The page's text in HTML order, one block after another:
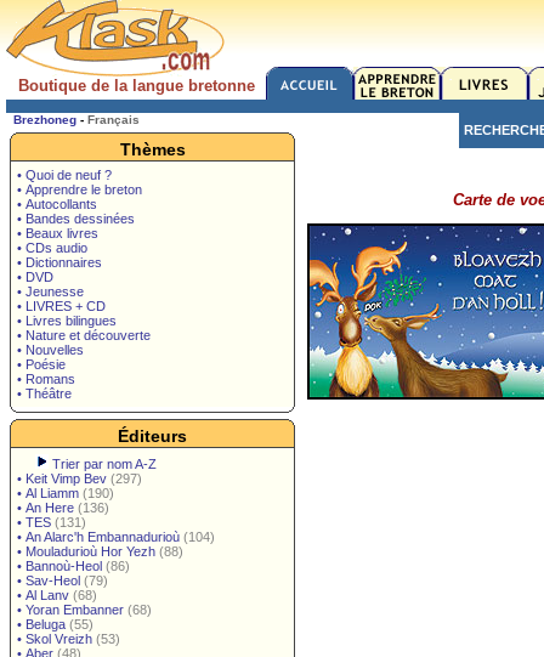
Boutique de la langue bretonne
Brezhoneg - Français
Thèmes
• Quoi de neuf ?
• Apprendre le breton
• Autocollants
• Bandes dessinées
• Beaux livres
• CDs audio
• Dictionnaires
• DVD
• Jeunesse
• LIVRES + CD
• Livres bilingues
• Nature et découverte
• Nouvelles
• Poésie
• Romans
• Théâtre
Éditeurs
Trier par nom A-Z
• Keit Vimp Bev (297)
• Al Liamm (190)
• An Here (136)
• TES (131)
• An Alarc'h Embannadurioù (104)
• Mouladurioù Hor Yezh (88)
• Bannoù-Heol (86)
• Sav-Heol (79)
• Al Lanv (68)
• Yoran Embanner (68)
• Beluga (55)
• Skol Vreizh (53)
• Aber (48)
Carte de